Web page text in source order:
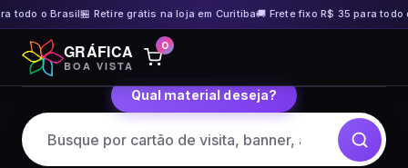
o Brasil🏪 Retire grátis na loja em Curitiba🚚 Frete fixo R$ 35 para todo o
Pular
para
o
GRÁFICA
BOA VISTA
0
Qual material deseja?